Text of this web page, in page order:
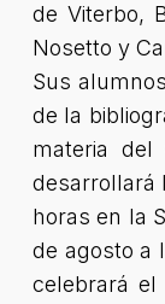
de Viterbo,
Nosetto y
Sus
de la
materia del
desarrollará
horas en la
de agosto a
celebrará